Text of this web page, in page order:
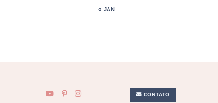
« JAN
CONTATO